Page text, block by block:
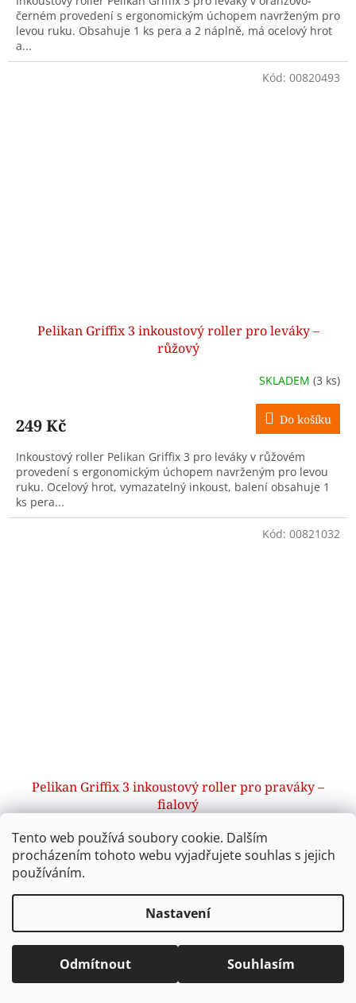
Tento web používá soubory cookie. Dalším
procházením tohoto webu vyjadřujete souhlas s jejich
používáním.
Nastavení
Odmítnout Souhlasím
černém provedení s ergonomickým úchopem navrženým pro
levou ruku. Obsahuje 1 ks pera a 2 náplně, má ocelový hrot
a...
Pelikan Griffix 3 inkoustový roller pro leváky –
růžový
SKLADEM (3 ks)
249 Kč Do košíku
Inkoustový roller Pelikan Griffix 3 pro leváky v růžovém
provedení s ergonomickým úchopem navrženým pro levou
ruku. Ocelový hrot, vymazatelný inkoust, balení obsahuje 1
ks pera...
Kód: 00820493
Pelikan Griffix 3 inkoustový roller pro praváky –
fialový
SKLADEM
249 Kč
Inkoustový roller Pelikan Griffix 3 pro praváky s ergonomicky
tvarovaným úchopem, ocelovým hrotem a vymazatelným
inkoustem. Součástí balení 1 ks pera a 2 náplně. Fialový...
Kód: 00821032